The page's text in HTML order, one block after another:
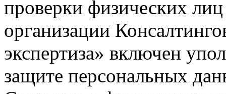
проверки физических
организации
экспертиза» включен
защите персональных